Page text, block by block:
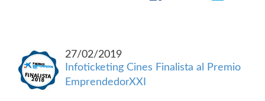
27/02/2019
Infoticketing Cines Finalista al Premio
EmprendedorXXI